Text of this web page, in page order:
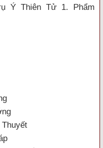
Ý Thiên Tử 1. Phẩm